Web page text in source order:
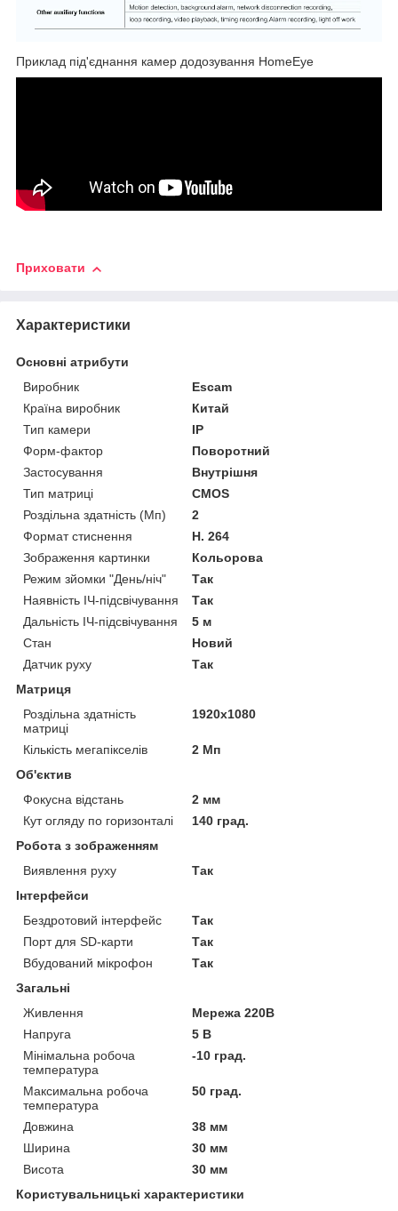
Приклад під'єднання камер додозування HomeEye
Приховати
Характеристики
Основні атрибути
Виробник
Escam
Країна виробник
Китай
Тип камери
IP
Форм-фактор
Поворотний
Застосування
Внутрішня
Тип матриці
CMOS
Роздільна здатність (Мп)
2
Формат стиснення
H. 264
Зображення картинки
Кольорова
Режим зйомки "День/ніч"
Так
Наявність ІЧ-підсвічування
Так
Дальність ІЧ-підсвічування
5 м
Стан
Новий
Датчик руху
Так
Матриця
Роздільна здатність
матриці
1920x1080
Кількість мегапікселів
2 Мп
Об'єктив
Фокусна відстань
2 мм
Кут огляду по горизонталі
140 град.
Робота з зображенням
Виявлення руху
Так
Інтерфейси
Бездротовий інтерфейс
Так
Порт для SD-карти
Так
Вбудований мікрофон
Так
Загальні
Живлення
Мережа 220В
Напруга
5 В
Мінімальна робоча
температура
-10 град.
Максимальна робоча
температура
50 град.
Довжина
38 мм
Ширина
30 мм
Висота
30 мм
Користувальницькі характеристики